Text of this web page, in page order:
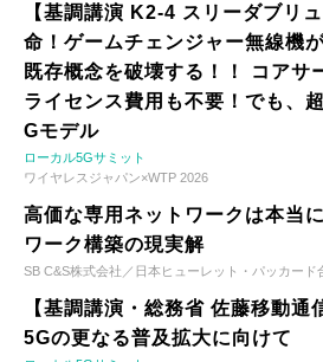
【基調講演 K2-4 スリーダブリ
命！ゲームチェンジャー無線機
既存概念を破壊する！！ コアサ
ライセンス費用も不要！でも、
Gモデル
ローカル5Gサミット
ワイヤレスジャパン×WTP 2026
高価な専用ネットワークは本当
ワーク構築の現実解
SB C&S株式会社／日本ヒューレット・パッカード
【基調講演・総務省 佐藤移動通
5Gの更なる普及拡大に向けて